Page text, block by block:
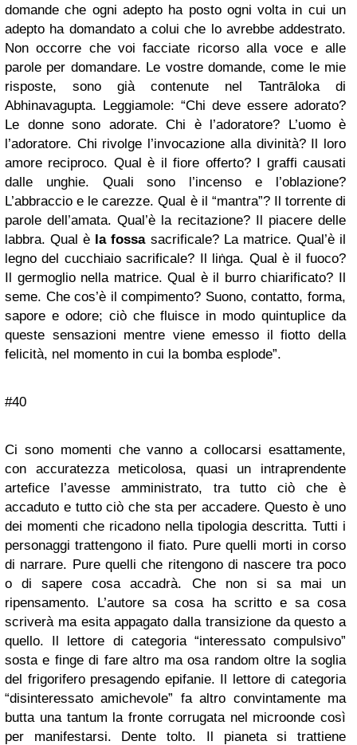
domande che ogni adepto ha posto ogni volta in cui un
adepto ha domandato a colui che lo avrebbe addestrato.
Non occorre che voi facciate ricorso alla voce e alle
parole per domandare. Le vostre domande, come le mie
risposte, sono già contenute nel Tantrāloka di
Abhinavagupta. Leggiamole: “Chi deve essere adorato?
Le donne sono adorate. Chi è l’adoratore? L’uomo è
l’adoratore. Chi rivolge l’invocazione alla divinità? Il loro
amore reciproco. Qual è il fiore offerto? I graffi causati
dalle unghie. Quali sono l’incenso e l’oblazione?
L’abbraccio e le carezze. Qual è il “mantra”? Il torrente di
parole dell’amata. Qual’è la recitazione? Il piacere delle
labbra. Qual è la fossasacrificale? La matrice. Qual’è il
legno del cucchiaio sacrificale? Il liṅga. Qual è il fuoco?
Il germoglio nella matrice. Qual è il burro chiarificato? Il
seme. Che cos’è il compimento? Suono, contatto, forma,
sapore e odore; ciò che fluisce in modo quintuplice da
queste sensazioni mentre viene emesso il fiotto della
felicità, nel momento in cui la bomba esplode”.
#40
Ci sono momenti che vanno a collocarsi esattamente,
con accuratezza meticolosa, quasi un intraprendente
artefice l’avesse amministrato, tra tutto ciò che è
accaduto e tutto ciò che sta per accadere. Questo è uno
dei momenti che ricadono nella tipologia descritta. Tutti i
personaggi trattengono il fiato. Pure quelli morti in corso
di narrare. Pure quelli che ritengono di nascere tra poco
o di sapere cosa accadrà. Che non si sa mai un
ripensamento. L’autore sa cosa ha scritto e sa cosa
scriverà ma esita appagato dalla transizione da questo a
quello. Il lettore di categoria “interessato compulsivo”
sosta e finge di fare altro ma osa random oltre la soglia
del frigorifero presagendo epifanie. Il lettore di categoria
“disinteressato amichevole” fa altro convintamente ma
butta una tantum la fronte corrugata nel microonde così
per manifestarsi. Dente tolto. Il pianeta si trattiene